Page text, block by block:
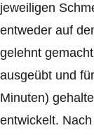
jeweiligen
entweder auf
gelehnt
ausgeübt und
Minuten)
entwickelt.